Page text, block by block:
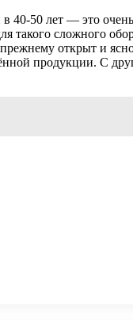
40-50 лет — это
такого сложного
открыт и
продукции. С